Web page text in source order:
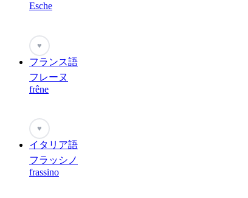
Esche
♥
フランス語
フレーヌ
frêne
♥
イタリア語
フラッシノ
frassino